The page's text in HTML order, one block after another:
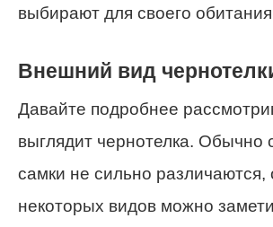
выбирают для своего
Внешний вид
Давайте подробнее
выглядит чернотелка. Обычно
самки не сильно различаются,
некоторых видов можно